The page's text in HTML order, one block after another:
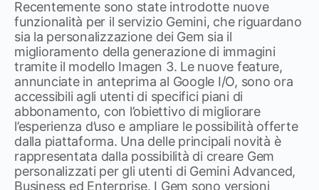
Recentemente sono state introdotte nuove
funzionalità per il servizio Gemini, che riguardano
sia la personalizzazione dei Gem sia il
miglioramento della generazione di immagini
tramite il modello Imagen 3. Le nuove feature,
annunciate in anteprima al Google I/O, sono ora
accessibili agli utenti di specifici piani di
abbonamento, con l’obiettivo di migliorare
l’esperienza d’uso e ampliare le possibilità offerte
dalla piattaforma. Una delle principali novità è
rappresentata dalla possibilità di creare Gem
personalizzati per gli utenti di Gemini Advanced,
Business ed Enterprise. I Gem sono versioni